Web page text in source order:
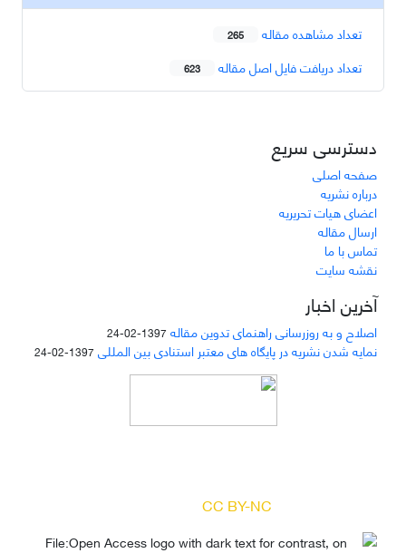
تعداد مشاهده مقاله 265
تعداد دریافت فایل اصل مقاله 623
دسترسی سریع
صفحه اصلی
درباره نشریه
اعضای هیات تحریریه
ارسال مقاله
تماس با ما
نقشه سایت
آخرین اخبار
اصلاح و به روزرسانی راهنمای تدوین مقاله 1397-02-24
نمایه شدن نشریه در پایگاه های معتبر استنادی بین المللی 1397-02-24
CC BY-NC